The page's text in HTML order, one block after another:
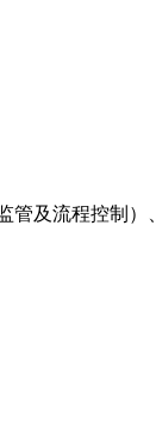
管及流程控制